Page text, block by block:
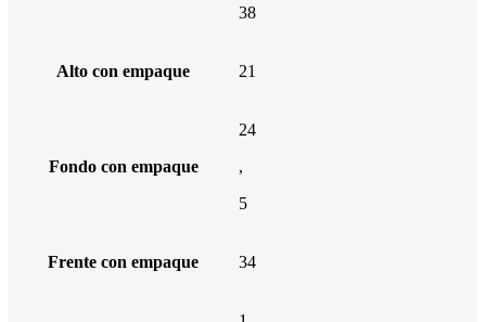
38
Alto con empaque 21
Fondo con empaque
24
,
5
Frente con empaque 34